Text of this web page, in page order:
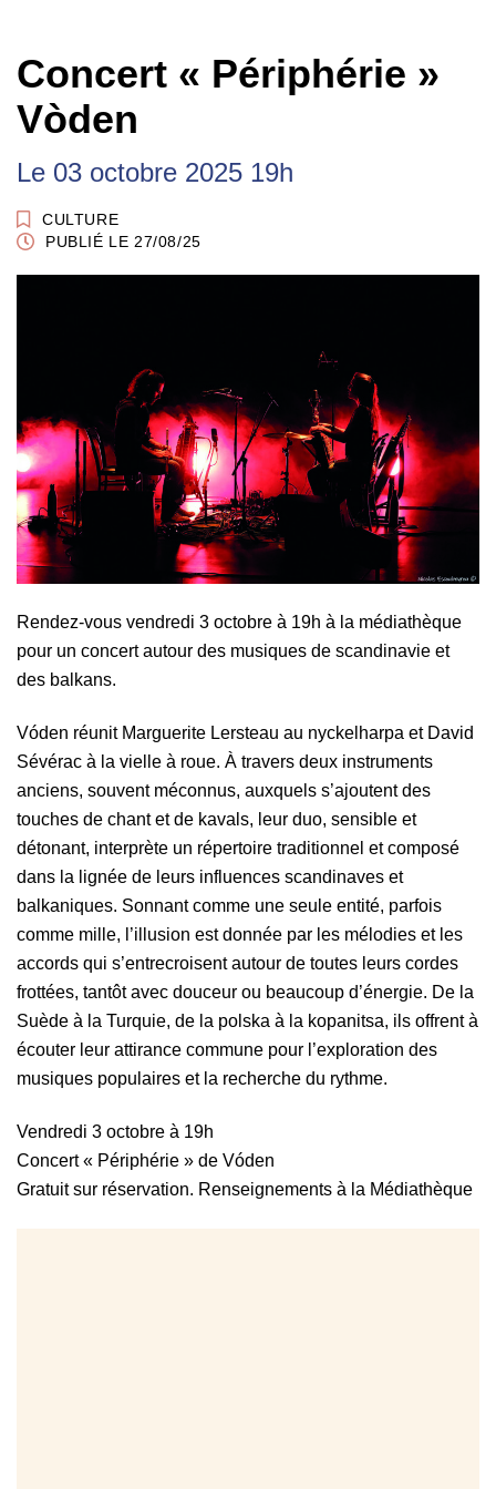
Concert « Périphérie »
Vòden
Le 03 octobre 2025 19h
CULTURE
PUBLIÉ LE 27/08/25
Rendez-vous vendredi 3 octobre à 19h à la médiathèque
pour un concert autour des musiques de scandinavie et
des balkans.
Vóden réunit Marguerite Lersteau au nyckelharpa et David
Sévérac à la vielle à roue. À travers deux instruments
anciens, souvent méconnus, auxquels s’ajoutent des
touches de chant et de kavals, leur duo, sensible et
détonant, interprète un répertoire traditionnel et composé
dans la lignée de leurs influences scandinaves et
balkaniques. Sonnant comme une seule entité, parfois
comme mille, l’illusion est donnée par les mélodies et les
accords qui s’entrecroisent autour de toutes leurs cordes
frottées, tantôt avec douceur ou beaucoup d’énergie. De la
Suède à la Turquie, de la polska à la kopanitsa, ils offrent à
écouter leur attirance commune pour l’exploration des
musiques populaires et la recherche du rythme.
Vendredi 3 octobre à 19h
Concert « Périphérie » de Vóden
Gratuit sur réservation. Renseignements à la Médiathèque